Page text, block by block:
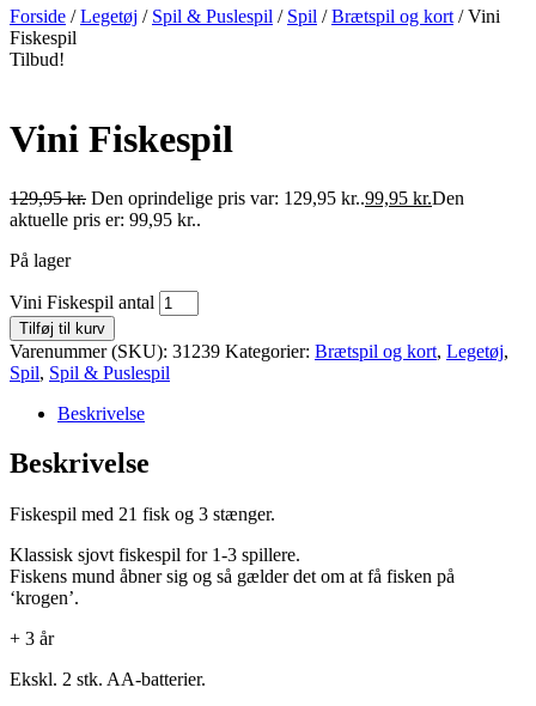
Forside /Legetøj / Spil & Puslespil / Spil /Brætspil og kort / Vini
Fiskespil
Tilbud!
Vini Fiskespil
129,95kr. Den oprindelige pris var: 129,95 kr..99,95 kr.Den
aktuelle pris er: 99,95 kr..
På lager
Vini Fiskespil antal
Tilføj til kurv
Varenummer (SKU): 31239 Kategorier: Brætspil og kort, Legetøj,
Spil, Spil & Puslespil
Beskrivelse
Beskrivelse
Fiskespil med 21 fisk og 3 stænger.
Klassisk sjovt fiskespil for 1-3 spillere.
Fiskens mund åbner sig og så gælder det om at få fisken på
‘krogen’.
+ 3 år
Ekskl. 2 stk. AA-batterier.